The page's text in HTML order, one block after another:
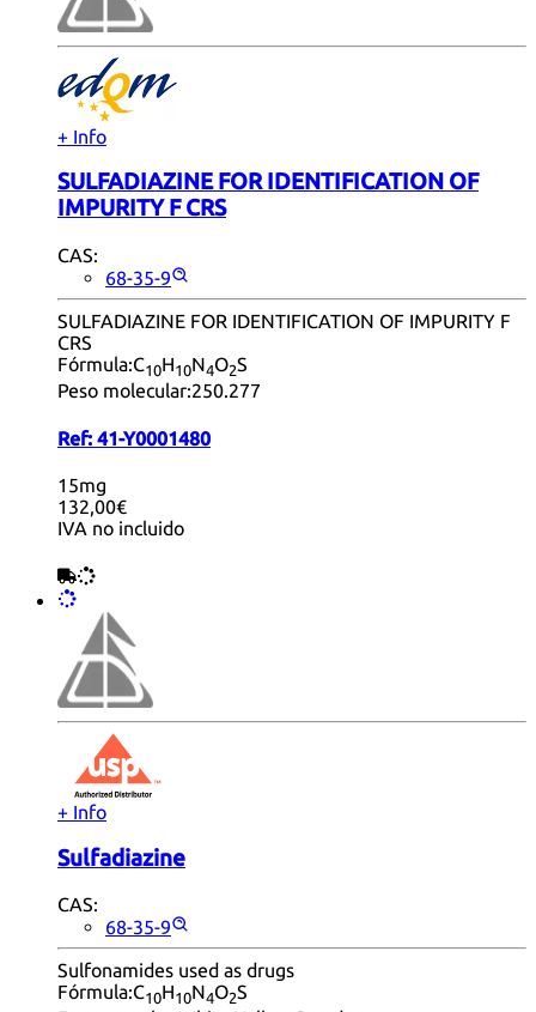
+ Info
SULFADIAZINE FOR IDENTIFICATION OF
IMPURITY F CRS
CAS:
68-35-9
SULFADIAZINE FOR IDENTIFICATION OF IMPURITY F
CRS
Fórmula:C10H10N4O2S
Peso molecular:250.277
Ref: 41-Y0001480
15mg
132,00€
IVA no incluido
+ Info
Sulfadiazine
CAS:
68-35-9
Sulfonamides used as drugs
Fórmula:C10H10N4O2S